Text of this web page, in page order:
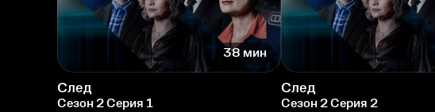
38 мин
След
Сезон 2 Серия 1
След
Сезон 2 Серия 2